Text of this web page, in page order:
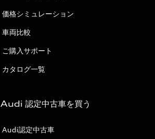
価格シミュレーション
車両比較
ご購入サポート
カタログ一覧
Audi 認定中古車を買う
Audi認定中古車